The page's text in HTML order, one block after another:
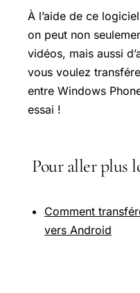
À l’aide de ce
on peut non
vidéos, mais aussi
vous voulez
entre Windows
essai !
Pour aller plus
Comment
vers Android